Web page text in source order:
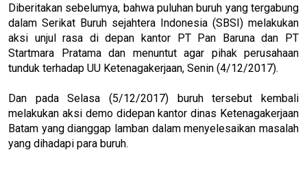
Diberitakan sebelumya, bahwa puluhan buruh yang tergabung
dalam Serikat Buruh sejahtera Indonesia (SBSI) melakukan
aksi unjul rasa di depan kantor PT Pan Baruna dan PT
Startmara Pratama dan menuntut agar pihak perusahaan
tunduk terhadap UU Ketenagakerjaan, Senin (4/12/2017).
Dan pada Selasa (5/12/2017) buruh tersebut kembali
melakukan aksi demo didepan kantor dinas Ketenagakerjaan
Batam yang dianggap lamban dalam menyelesaikan masalah
yang dihadapi para buruh.